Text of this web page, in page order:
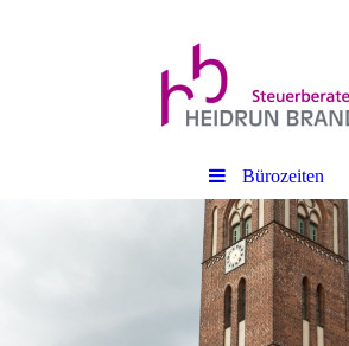
Bürozeiten